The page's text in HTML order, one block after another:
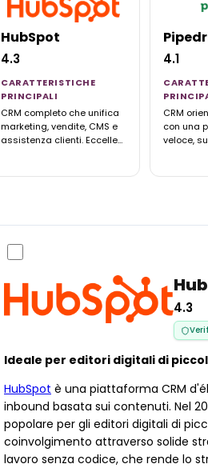
HubSpot
4.3
CARATTERISTICHE
PRINCIPALI
CRM completo che unifica
marketing, vendite, CMS e
assistenza clienti. Eccelle
delle email e nel
4.1
CRM
con una
veloce,
4.3
Ideale per editori digitali di
HubSpot è una piattaforma CRM
inbound basata sui contenuti. Nel
popolare per gli editori digitali di
coinvolgimento attraverso solide
lavoro senza codice, che rende lo